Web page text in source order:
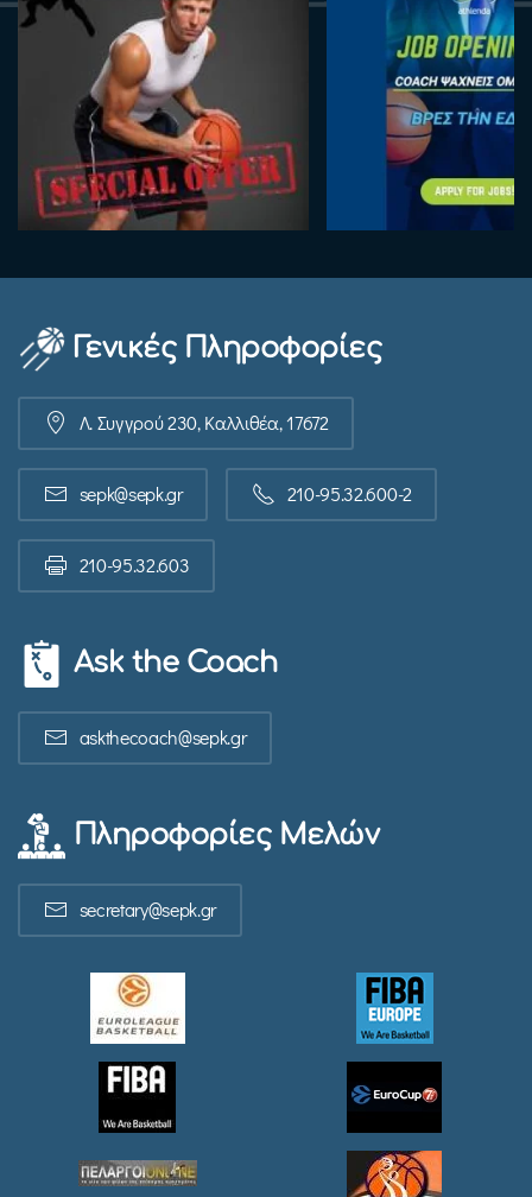
Γενικές Πληροφορίες
Λ. Συγγρού 230, Καλλιθέα, 17672
sepk@sepk.gr 210-95.32.600-2
210-95.32.603
Ask the Coach
askthecoach@sepk.gr
Πληροφορίες Μελών
secretary@sepk.gr